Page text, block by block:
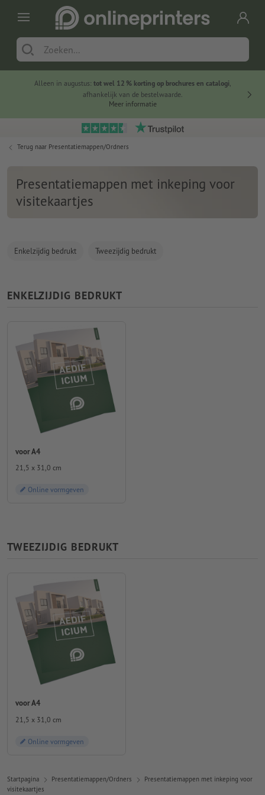
Alleen in augustus: tot wel 12 % korting op brochures en catalogi,
afhankelijk van de bestelwaarde.
Meer informatie
Terug naar Presentatiemappen/Ordners
Presentatiemappen met inkeping voor
visitekaartjes
Enkelzijdig bedrukt Tweezijdig bedrukt
ENKELZIJDIG BEDRUKT
voor A4
21,5 x 31,0 cm
Online vormgeven
TWEEZIJDIG BEDRUKT
voor A4
21,5 x 31,0 cm
Online vormgeven
Startpagina Presentatiemappen/Ordners
Presentatiemappen met inkeping voor
visitekaartjes